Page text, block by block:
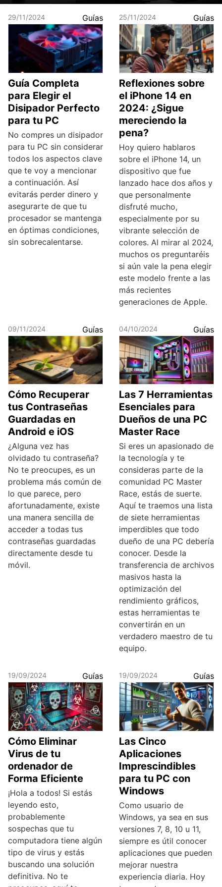
29/11/2024 Guías
Guía Completa
para Elegir el
Disipador Perfecto
para tu PC
No compres un disipador
para tu PC sin considerar
todos los aspectos clave
que te voy a mencionar
a continuación. Así
evitarás perder dinero y
asegurarte de que tu
procesador se mantenga
en óptimas condiciones,
sin sobrecalentarse.
25/11/2024 Guías
Reflexiones sobre
el iPhone 14 en
2024: ¿Sigue
mereciendo la
pena?
Hoy quiero hablaros
sobre el iPhone 14, un
dispositivo que fue
lanzado hace dos años y
que personalmente
disfruté mucho,
especialmente por su
vibrante selección de
colores. Al mirar al 2024,
muchos os preguntaréis
si aún vale la pena elegir
este modelo frente a las
más recientes
generaciones de Apple.
09/11/2024 Guías
Cómo Recuperar
tus Contraseñas
Guardadas en
Android e iOS
¿Alguna vez has
olvidado tu contraseña?
No te preocupes, es un
problema más común de
lo que parece, pero
afortunadamente, existe
una manera sencilla de
acceder a todas tus
contraseñas guardadas
directamente desde tu
móvil.
04/10/2024 Guías
Las 7 Herramientas
Esenciales para
Dueños de una PC
Master Race
Si eres un apasionado de
la tecnología y te
consideras parte de la
comunidad PC Master
Race, estás de suerte.
Aquí te traemos una lista
de siete herramientas
imperdibles que todo
dueño de una PC debería
conocer. Desde la
transferencia de archivos
masivos hasta la
optimización del
rendimiento gráficos,
estas herramientas te
convertirán en un
verdadero maestro de tu
equipo.
19/09/2024 Guías
Cómo Eliminar
Virus de tu
ordenador de
Forma Eficiente
¡Hola a todos! Si estás
leyendo esto,
probablemente
sospechas que tu
computadora tiene algún
tipo de virus y estás
buscando una solución
definitiva. No te
19/09/2024 Guías
Las Cinco
Aplicaciones
Imprescindibles
para tu PC con
Windows
Como usuario de
Windows, ya sea en sus
versiones 7, 8, 10 u 11,
siempre es útil conocer
aplicaciones que pueden
mejorar nuestra
experiencia diaria. Hoy